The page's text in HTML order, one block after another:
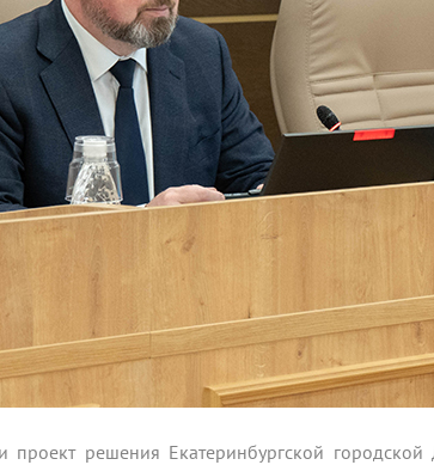
проект решения Екатеринбургской